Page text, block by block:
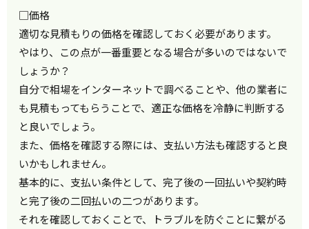
□価格
適切な見積もりの価格を確認しておく必要があります。
やはり、この点が一番重要となる場合が多いのではないで
しょうか？
自分で相場をインターネットで調べることや、他の業者に
も見積もってもらうことで、適正な価格を冷静に判断する
と良いでしょう。
また、価格を確認する際には、支払い方法も確認すると良
いかもしれません。
基本的に、支払い条件として、完了後の一回払いや契約時
と完了後の二回払いの二つがあります。
それを確認しておくことで、トラブルを防ぐことに繋がる